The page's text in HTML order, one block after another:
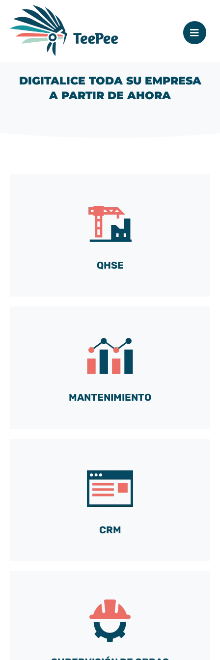
DIGITALICE TODA SU EMPRESA
A PARTIR DE AHORA
QHSE
Sumérgete en el día a día de Kévin,
responsable de QHSE, con TeePee
MANTENIMIENTO
Descubre cómo Guillaume, ingeniero
eléctrico, utiliza TeePee a diario.
CRM
Un paquete CRM llave en mano
codesarrollado por Sébastien
¿TeePee en las obras del Grand Paris
Express?
¡Sí, gracias a Julien!
Leer el testimonio